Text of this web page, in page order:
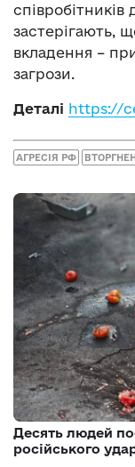
співробітників
застерігають,
вкладення –
загрози.
Деталі https://
АГРЕСІЯ РФ
Десять людей
російського